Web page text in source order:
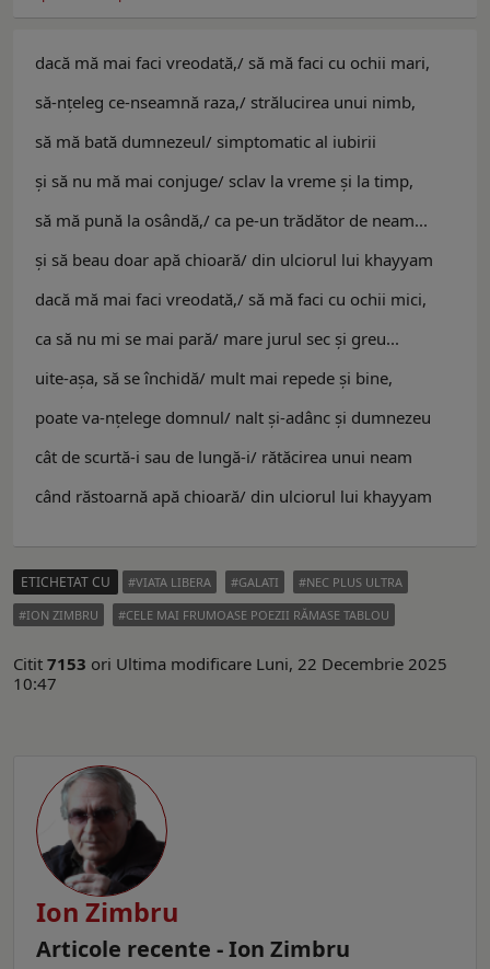
dacă mă mai faci vreodată,/ să mă faci cu ochii mari,
să-nţeleg ce-nseamnă raza,/ strălucirea unui nimb,
să mă bată dumnezeul/ simptomatic al iubirii
şi să nu mă mai conjuge/ sclav la vreme şi la timp,
să mă pună la osândă,/ ca pe-un trădător de neam...
şi să beau doar apă chioară/ din ulciorul lui khayyam
dacă mă mai faci vreodată,/ să mă faci cu ochii mici,
ca să nu mi se mai pară/ mare jurul sec şi greu...
uite-aşa, să se închidă/ mult mai repede şi bine,
poate va-nţelege domnul/ nalt şi-adânc şi dumnezeu
cât de scurtă-i sau de lungă-i/ rătăcirea unui neam
când răstoarnă apă chioară/ din ulciorul lui khayyam
ETICHETAT CU VIATA LIBERA GALATI
NEC PLUS ULTRA
ION ZIMBRU
CELE MAI FRUMOASE POEZII RĂMASE TABLOU
Citit 7153 ori Ultima modificare Luni, 22 Decembrie 2025
10:47
Ion Zimbru
Articole recente - Ion Zimbru